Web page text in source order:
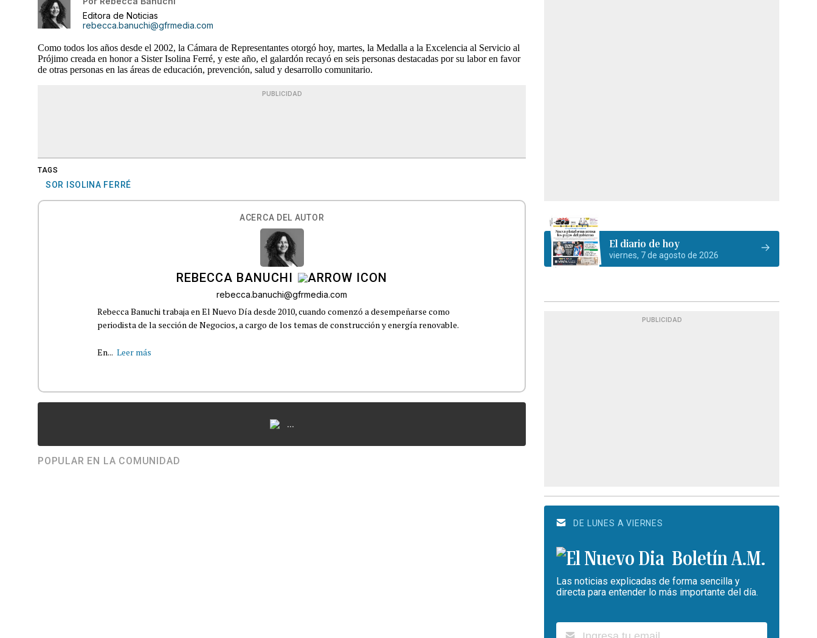
Editora de Noticias
rebecca.banuchi@gfrmedia.com
Como todos los años desde el 2002, la Cámara de Representantes otorgó hoy, martes, la Medalla a la Excelencia al Servicio al
Prójimo creada en honor a Sister Isolina Ferré, y este año, el galardón recayó en seis personas destacadas por su labor en favor
de otras personas en las áreas de educación, prevención, salud y desarrollo comunitario.
PUBLICIDAD
TAGS
SOR ISOLINA FERRÉ
ACERCA DEL AUTOR
REBECCA BANUCHI
rebecca.banuchi@gfrmedia.com
Rebecca Banuchi trabaja en El Nuevo Día desde 2010, cuando comenzó a desempeñarse como
periodista de la sección de Negocios, a cargo de los temas de construcción y energía renovable.
En... Leer más
...
POPULAR EN LA COMUNIDAD
El diario de hoy
viernes, 7 de agosto de 2026
PUBLICIDAD
DE LUNES A VIERNES
Boletín A.M.
Las noticias explicadas de forma sencilla y
directa para entender lo más importante del día.